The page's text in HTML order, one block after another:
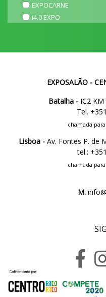
EXPOCARNE
i4.0 EXPO
EXPOSALÃO -
Batalha -IC2 KM
Tel.
chamada
Lisboa - Av. Fontes P. de
tel.:
chamada
M.